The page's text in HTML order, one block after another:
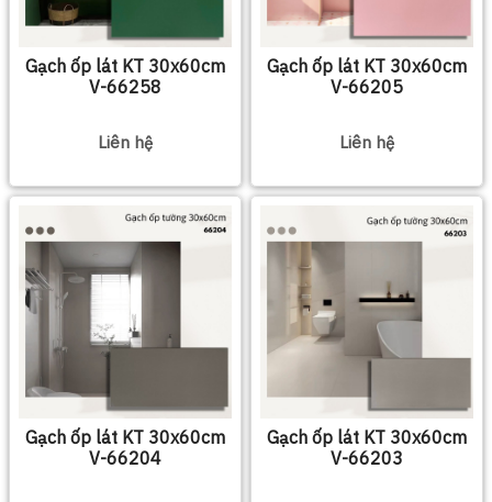
Gạch ốp lát KT 30x60cm
V-66258
Liên hệ
Gạch ốp lát KT 30x60cm
V-66205
Liên hệ
Gạch ốp lát KT 30x60cm
V-66204
Gạch ốp lát KT 30x60cm
V-66203